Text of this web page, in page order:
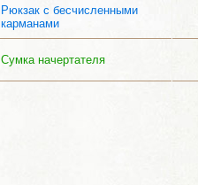
Рюкзак с бесчисленными
карманами
Сумка начертателя